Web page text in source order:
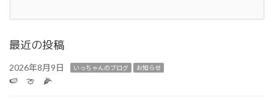
最近の投稿
2026年8月9日 いっちゃんのブログ お知らせ
🍉 🍈 🌽